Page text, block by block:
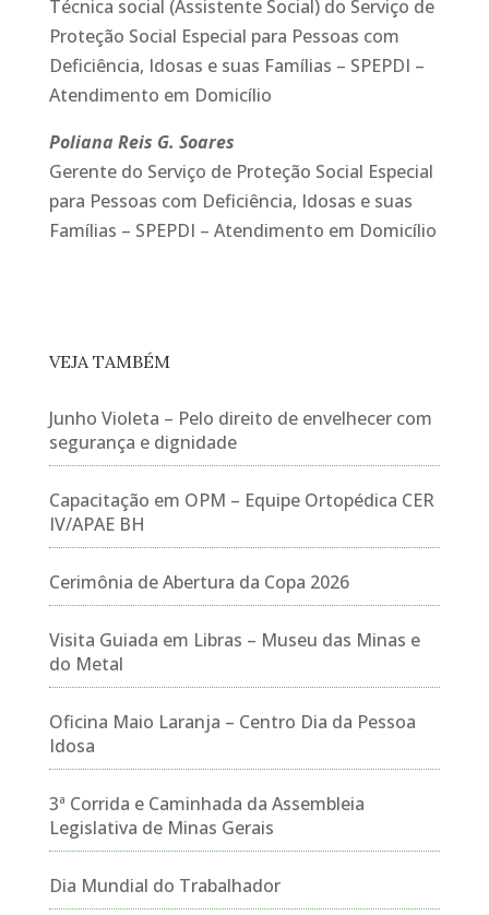
Técnica social (Assistente Social) do Serviço de
Proteção Social Especial para Pessoas com
Deficiência, Idosas e suas Famílias – SPEPDI –
Atendimento em Domicílio
Poliana Reis G. Soares
Gerente do Serviço de Proteção Social Especial
para Pessoas com Deficiência, Idosas e suas
Famílias – SPEPDI – Atendimento em Domicílio
VEJA TAMBÉM
Junho Violeta – Pelo direito de envelhecer com
segurança e dignidade
Capacitação em OPM – Equipe Ortopédica CER
IV/APAE BH
Cerimônia de Abertura da Copa 2026
Visita Guiada em Libras – Museu das Minas e
do Metal
Oficina Maio Laranja – Centro Dia da Pessoa
Idosa
3ª Corrida e Caminhada da Assembleia
Legislativa de Minas Gerais
Dia Mundial do Trabalhador